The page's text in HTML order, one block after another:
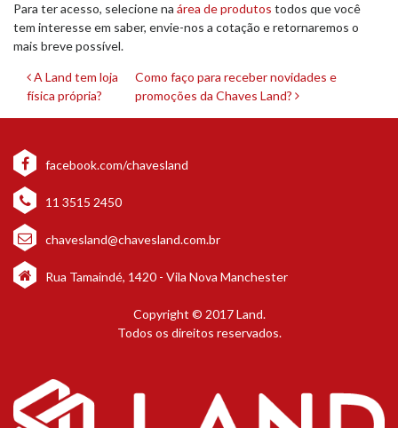
Para ter acesso, selecione na área de produtos todos que você
tem interesse em saber, envie-nos a cotação e retornaremos o
mais breve possível.
Navegação
de
A Land tem loja
física própria?
Como faço para receber novidades e
promoções da Chaves Land?
facebook.com/chavesland
11 3515 2450
chavesland@chavesland.com.br
Rua Tamaindé, 1420 - Vila Nova Manchester
Copyright © 2017 Land.
Todos os direitos reservados.